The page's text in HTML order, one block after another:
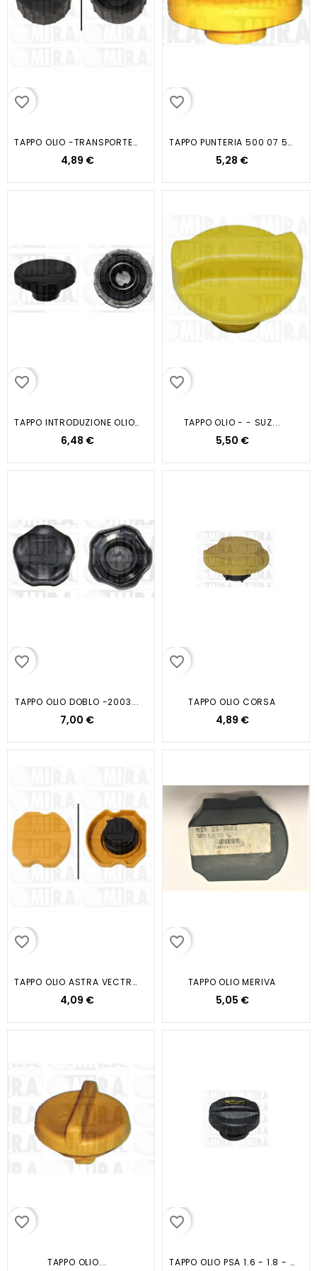
favorite_border
TAPPO OLIO -TRANSPORTER...
4,89 €
favorite_border
TAPPO PUNTERIA 500 07 500L 12...
5,28 €
favorite_border
TAPPO INTRODUZIONE OLIO...
6,48 €
favorite_border
TAPPO OLIO - - SUZ...
5,50 €
favorite_border
TAPPO OLIO DOBLO -2003...
7,00 €
favorite_border
TAPPO OLIO CORSA
4,89 €
favorite_border
TAPPO OLIO ASTRA VECTRA FRONTERA
4,09 €
favorite_border
TAPPO OLIO MERIVA
5,05 €
favorite_border
TAPPO OLIO...
favorite_border
TAPPO OLIO PSA 1.6 - 1.8 - 2...